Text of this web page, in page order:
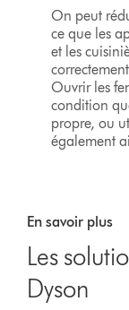
On peut
ce que les
et les
Ouvrir les
condition
propre, ou
également
En savoir plus
Les
Dyson